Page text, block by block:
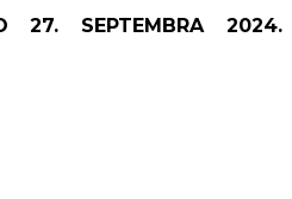
27. SEPTEMBRA 2024.